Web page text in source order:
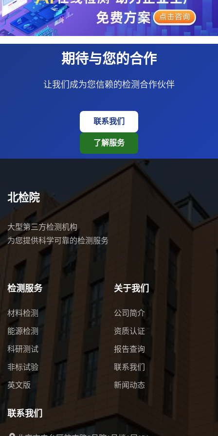
期待与您的合作
让我们成为您信赖的检测合作伙伴
联系我们
了解服务
北检院
大型第三方检测机构
为您提供科学可靠的检测服务
检测服务
材料检测
能源检测
科研测试
非标试验
英文版
关于我们
公司简介
资质认证
报告查询
联系我们
新闻动态
联系我们